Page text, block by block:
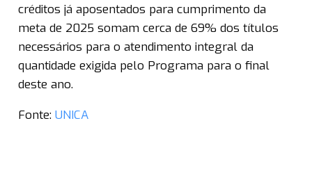
créditos já aposentados para cumprimento da
meta de 2025 somam cerca de 69% dos títulos
necessários para o atendimento integral da
quantidade exigida pelo Programa para o final
deste ano.
Fonte: UNICA